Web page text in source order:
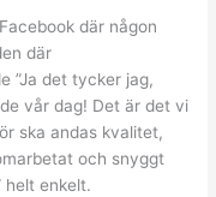
där någon
där
”Ja det tycker jag,
vår dag! Det är det vi
ska andas kvalitet,
och snyggt
helt enkelt.